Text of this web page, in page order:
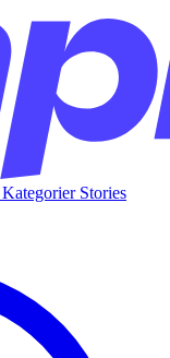
Kategorier Stories